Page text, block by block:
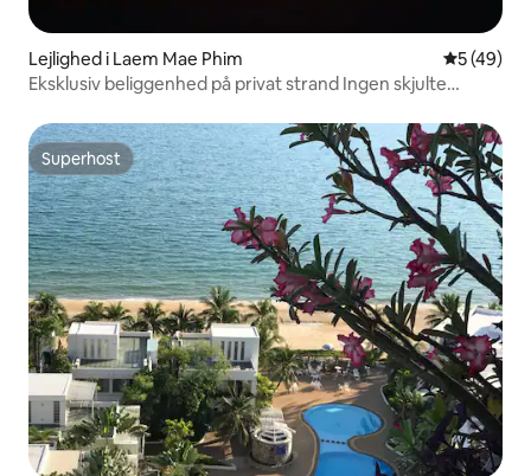
Lejlighed i Laem Mae Phim 5 ud af 5 i
5 (49)
Eksklusiv beliggenhed på privat strand Ingen skjulte
Superhost
Superhost